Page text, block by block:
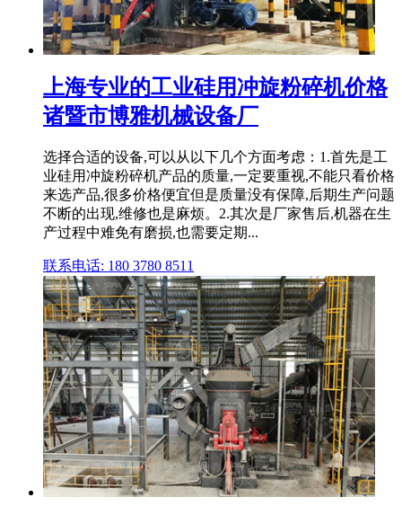
上海专业的工业硅用冲旋粉碎机价格
诸暨市博雅机械设备厂
选择合适的设备,可以从以下几个方面考虑：1.首先是工
业硅用冲旋粉碎机产品的质量,一定要重视,不能只看价格
来选产品,很多价格便宜但是质量没有保障,后期生产问题
不断的出现,维修也是麻烦。2.其次是厂家售后,机器在生
产过程中难免有磨损,也需要定期...
联系电话: 180 3780 8511